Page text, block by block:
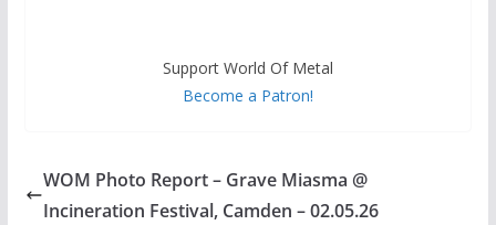
Support World Of Metal
Become a Patron!
WOM Photo Report – Grave Miasma @
Incineration Festival, Camden – 02.05.26